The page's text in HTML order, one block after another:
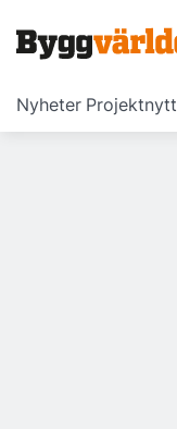
Nyheter Projektnytt